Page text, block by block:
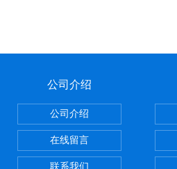
公司介绍
公司介绍
在线留言
联系我们